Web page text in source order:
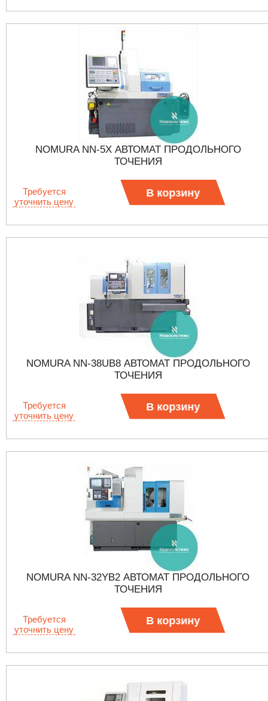
NOMURA NN-5X АВТОМАТ ПРОДОЛЬНОГО
ТОЧЕНИЯ
Требуется
уточнить цену
В корзину
NOMURA NN-38UB8 АВТОМАТ ПРОДОЛЬНОГО
ТОЧЕНИЯ
Требуется
уточнить цену
В корзину
NOMURA NN-32YB2 АВТОМАТ ПРОДОЛЬНОГО
ТОЧЕНИЯ
Требуется
уточнить цену
В корзину